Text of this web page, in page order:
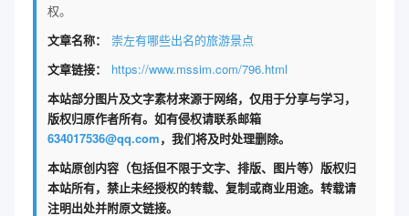
权。
文章名称：
崇左有哪些出名的旅游景点
文章链接：
https://www.mssim.com/796.html
本站部分图片及文字素材来源于网络，仅用于分享与学习，
版权归原作者所有。如有侵权请联系邮箱
634017536@qq.com，我们将及时处理删除。
本站原创内容（包括但不限于文字、排版、图片等）版权归
本站所有，禁止未经授权的转载、复制或商业用途。转载请
注明出处并附原文链接。